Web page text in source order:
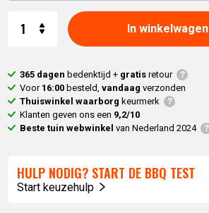
In winkelwagen
365 dagen bedenktijd + gratisretour
Voor 16:00 besteld,vandaag verzonden
Thuiswinkel waarborg keurmerk
Klanten geven ons een 9,2/10
Beste tuin webwinkel van Nederland 2024
HULP NODIG? START DE BBQ TEST
Start keuzehulp